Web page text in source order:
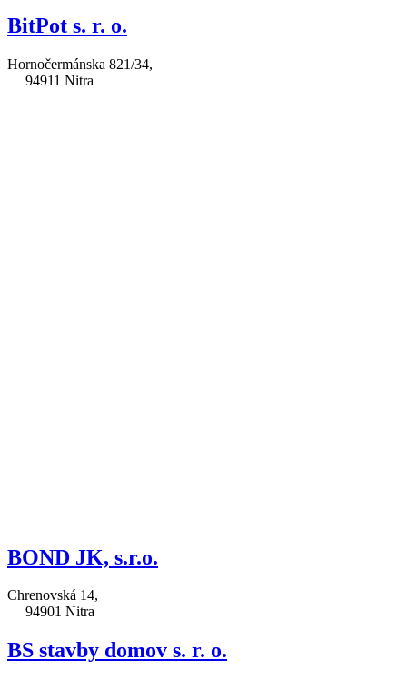
BitPot s. r. o.
Hornočermánska 821/34,
94911 Nitra
BOND JK, s.r.o.
Chrenovská 14,
94901 Nitra
BS stavby domov s. r. o.